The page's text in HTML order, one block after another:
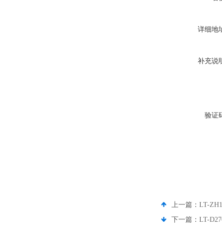
详细地
补充说
验证
上一篇： LT-
下一篇： LT-